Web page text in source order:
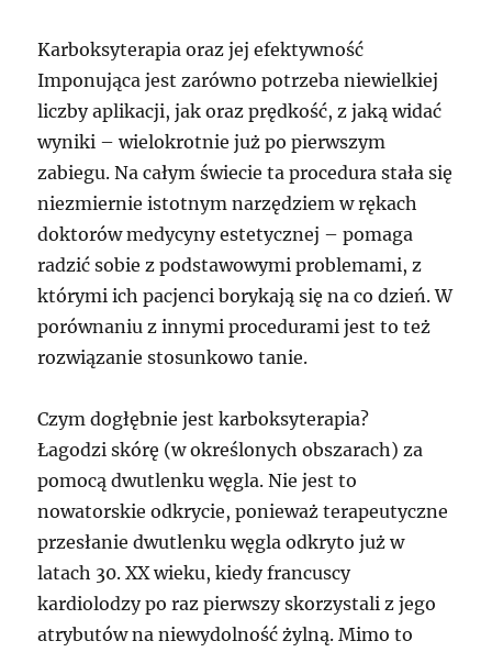
Karboksyterapia oraz jej efektywność
Imponująca jest zarówno potrzeba niewielkiej
liczby aplikacji, jak oraz prędkość, z jaką widać
wyniki – wielokrotnie już po pierwszym
zabiegu. Na całym świecie ta procedura stała się
niezmiernie istotnym narzędziem w rękach
doktorów medycyny estetycznej – pomaga
radzić sobie z podstawowymi problemami, z
którymi ich pacjenci borykają się na co dzień. W
porównaniu z innymi procedurami jest to też
rozwiązanie stosunkowo tanie.
Czym dogłębnie jest karboksyterapia?
Łagodzi skórę (w określonych obszarach) za
pomocą dwutlenku węgla. Nie jest to
nowatorskie odkrycie, ponieważ terapeutyczne
przesłanie dwutlenku węgla odkryto już w
latach 30. XX wieku, kiedy francuscy
kardiolodzy po raz pierwszy skorzystali z jego
atrybutów na niewydolność żylną. Mimo to